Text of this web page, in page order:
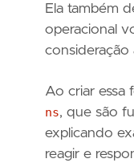
Ela também
operacional
consideração
Ao criar essa
ns, que são
explicando
reagir e